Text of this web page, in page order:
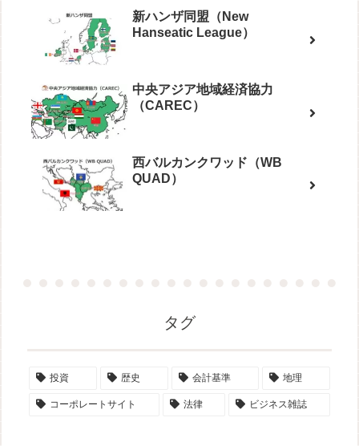
新ハンザ同盟（New
Hanseatic League）
中央アジア地域経済協力
（CAREC）
西バルカンクワッド（WB
QUAD）
タグ
投資 歴史 会計基準 地理
コーポレートサイト 法律 ビジネス雑誌